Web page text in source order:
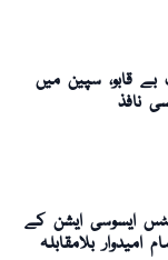
قابو، سپین میں
نافذ
ایسوسی ایشن کے
2026-27، تمام امیدوار بلامقابلہ